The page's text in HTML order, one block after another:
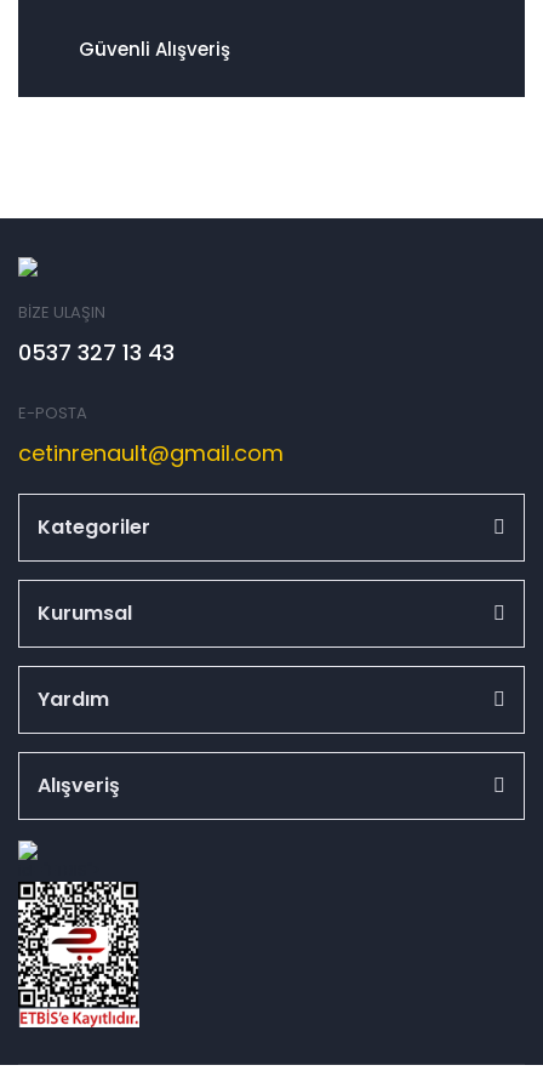
Güvenli Alışveriş
BİZE ULAŞIN
0537 327 13 43
E-POSTA
cetinrenault@gmail.com
Kategoriler
Kurumsal
Yardım
Alışveriş